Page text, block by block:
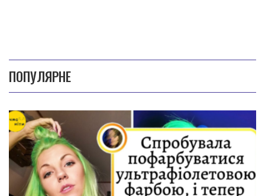
ПОПУЛЯРНЕ